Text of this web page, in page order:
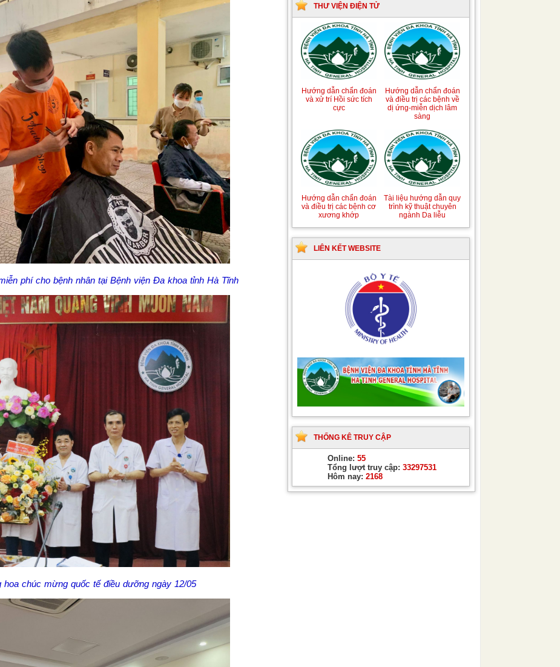
phí cho bệnh nhân tại Bệnh viện Đa khoa tỉnh Hà Tĩnh
hoa chúc mừng quốc tế điều dưỡng ngày 12/05
THƯ VIỆN ĐIỆN TỬ
Hướng dẫn chẩn đoán
và xử trí Hồi sức tích
cực
Hướng dẫn chẩn đoán
và điều trị các bệnh về
dị ứng-miễn dịch lâm
sàng
Hướng dẫn chẩn đoán
và điều trị các bệnh cơ
xương khớp
Tài liệu hướng dẫn quy
trình kỹ thuật chuyên
ngành Da liễu
LIÊN KẾT WEBSITE
THỐNG KÊ TRUY CẬP
Online: 55
Tổng lượt truy cập: 33297531
Hôm nay: 2168